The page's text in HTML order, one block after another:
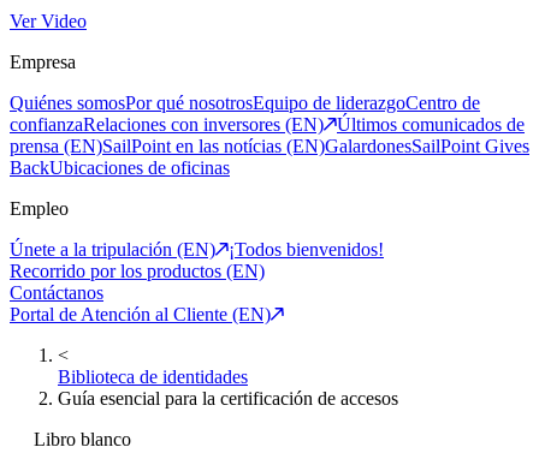
Ver Video
Empresa
Quiénes somosPor qué nosotrosEquipo de liderazgoCentro de
confianzaRelaciones con inversores (EN)
Últimos comunicados de
prensa (EN)SailPoint en las notícias (EN)GalardonesSailPoint Gives
BackUbicaciones de oficinas
Empleo
Únete a la tripulación (EN)
¡Todos bienvenidos!
Recorrido por los productos (EN)
Contáctanos
Portal de Atención al Cliente (EN)
<
Biblioteca de identidades
Guía esencial para la certificación de accesos
Libro blanco